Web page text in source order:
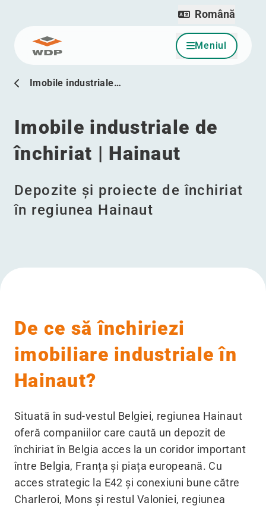
Sari la conținut Meniul
Română
Imobile industriale…
Imobile industriale de
închiriat | Hainaut
Depozite și proiecte de închiriat
în regiunea Hainaut
De ce să închiriezi
imobiliare industriale în
Hainaut?
Situată în sud-vestul Belgiei, regiunea Hainaut
oferă companiilor care caută un depozit de
închiriat în Belgia acces la un coridor important
între Belgia, Franța și piața europeană. Cu
acces strategic la E42 și conexiuni bune către
Charleroi, Mons și restul Valoniei, regiunea